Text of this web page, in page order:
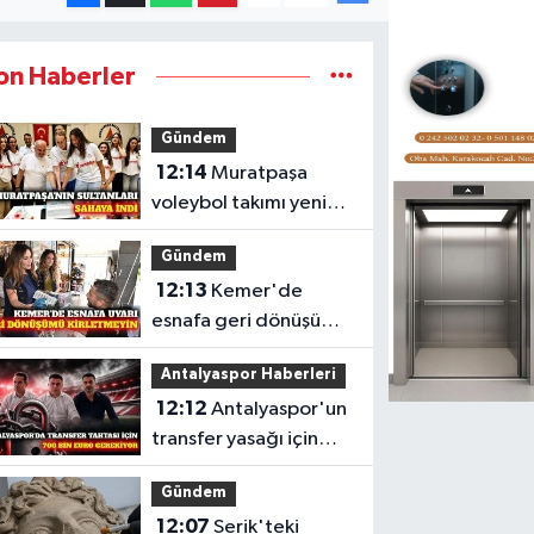
Haberler
Gündem
12:14 Muratpaşa
voleybol takımı yeni
sezon mesaisine
başladı
Gündem
12:13
esnafa geri dönüşüm
ve sıfır atık uyarısı
Antalyaspor Haberleri
12:12 Antalyaspor'un
transfer yasağı için
700 bin Euro
gerekiyor
Gündem
12:07 Serik'teki